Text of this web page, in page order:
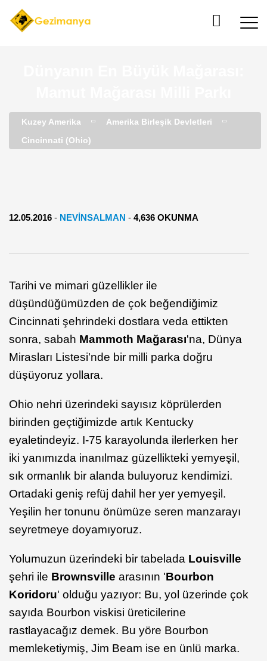
Kuzey Amerika
Amerika Birleşik Devletleri
Cincinnati (Ohio)
12.05.2016 - NEVINSALMAN - 4,636 OKUNMA
Tarihi ve mimari güzellikler ile
düşündüğümüzden de çok beğendiğimiz
Cincinnati şehrindeki dostlara veda ettikten
sonra, sabah Mammoth Mağarası'na, Dünya
Mirasları Listesi'nde bir milli parka doğru
düşüyoruz yollara.
Ohio nehri üzerindeki sayısız köprülerden
birinden geçtiğimizde artık Kentucky
eyaletindeyiz. I-75 karayolunda ilerlerken her
iki yanımızda inanılmaz güzellikteki yemyeşil,
sık ormanlık bir alanda buluyoruz kendimizi.
Ortadaki geniş refüj dahil her yer yemyeşil.
Yeşilin her tonunu önümüze seren manzarayı
seyretmeye doyamıyoruz.
Yolumuzun üzerindeki bir tabelada Louisville
şehri ile Brownsville arasının 'Bourbon
Koridoru' olduğu yazıyor: Bu, yol üzerinde çok
sayıda Bourbon viskisi üreticilerine
rastlayacağız demek. Bu yöre Bourbon
memleketiymiş, Jim Beam ise en ünlü marka.